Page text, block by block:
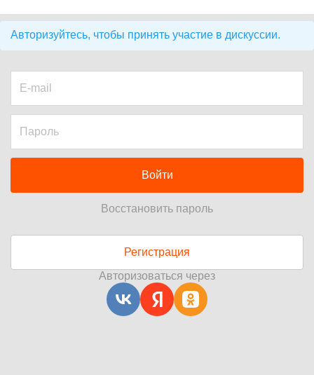
Авторизуйтесь, чтобы принять участие в дискуссии.
Войти
Восстановить пароль
Регистрация
Авторизоваться через